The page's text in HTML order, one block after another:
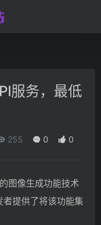
服务，最低
255 0 0
图像生成功能技术
提供了将该功能集